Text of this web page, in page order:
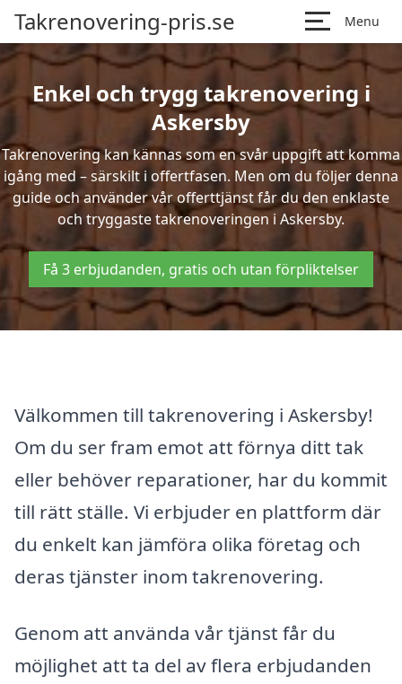
Takrenovering-pris.se Menu
Enkel och trygg takrenovering i
Askersby
Takrenovering kan kännas som en svår uppgift att komma
igång med – särskilt i offertfasen. Men om du följer denna
guide och använder vår offerttjänst får du den enklaste
och tryggaste takrenoveringen i Askersby.
Få 3 erbjudanden, gratis och utan förpliktelser
Välkommen till takrenovering i Askersby!
Om du ser fram emot att förnya ditt tak
eller behöver reparationer, har du kommit
till rätt ställe. Vi erbjuder en plattform där
du enkelt kan jämföra olika företag och
deras tjänster inom takrenovering.
Genom att använda vår tjänst får du
möjlighet att ta del av flera erbjudanden